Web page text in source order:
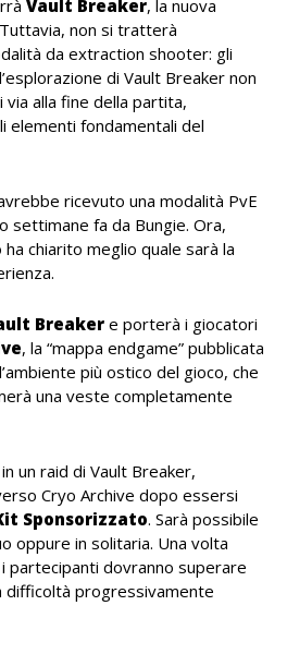
Vault Breaker, la nuova
non si tratterà
da extraction shooter: gli
di Vault Breaker non
alla fine della partita,
elementi fondamentali del
ricevuto una modalità PvE
settimane fa da Bungie. Ora,
chiarito meglio quale sarà la
Breakere porterà i giocatori
, la “mappa endgame” pubblicata
più ostico del gioco, che
una veste completamente
un raid di Vault Breaker,
Cryo Archive dopo essersi
Sponsorizzato. Sarà possibile
oppure in solitaria. Una volta
partecipanti dovranno superare
difficoltà progressivamente